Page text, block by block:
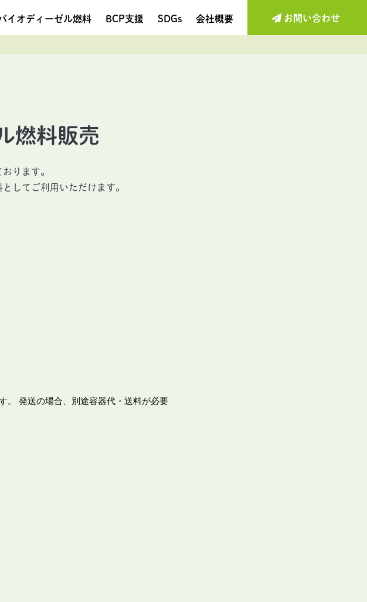
イオディーゼル燃料 BCP支援 SDGs 会社概要 お問い合わせ
燃料販売
ります。
してご利用いただけます。